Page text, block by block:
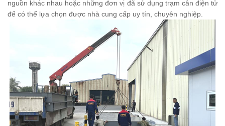
nguồn khác nhau hoặc những đơn vị đã sử dụng trạm cân điện tử
để có thể lựa chọn được nhà cung cấp uy tín, chuyên nghiệp.